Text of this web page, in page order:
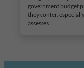
government budget
they confer,
assesses…